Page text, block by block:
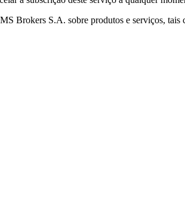
Brokers S.A. sobre produtos e serviços, tais